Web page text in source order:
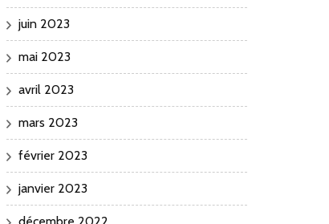
juin 2023
mai 2023
avril 2023
mars 2023
février 2023
janvier 2023